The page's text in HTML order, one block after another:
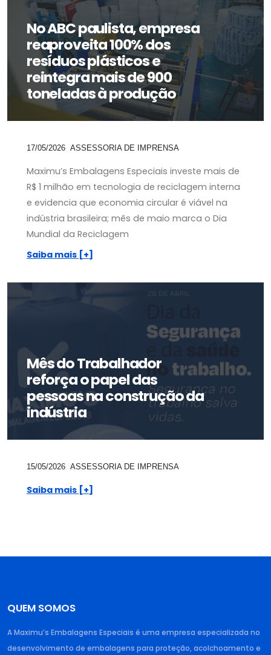
No ABC paulista, empresa
reaproveita 100% dos
resíduos plásticos e
reintegra mais de 900
toneladas à produção
17/05/2026 ASSESSORIA DE IMPRENSA
Maximu’s Embalagens Especiais investe mais de
R$ 1 milhão em tecnologia de reciclagem interna
e evidencia que economia circular é viável na
indústria brasileira; mês de maio marca o Dia
Mundial da Reciclagem
Saiba mais [+]
Mês do Trabalhador
reforça o papel das
pessoas na construção da
indústria
15/05/2026 ASSESSORIA DE IMPRENSA
Saiba mais [+]
QUEM SOMOS
A Maximu’s Embalagens Especiais é uma empresa especializada no
desenvolvimento de embalagens para proteção, acolchoamento e